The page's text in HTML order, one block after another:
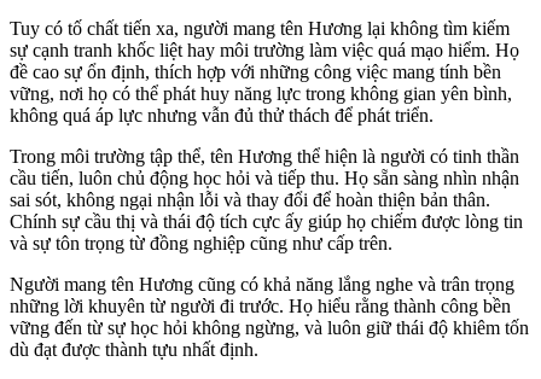
Tuy có tố chất tiến xa, người mang tên Hương lại không tìm kiếm
sự cạnh tranh khốc liệt hay môi trường làm việc quá mạo hiểm. Họ
đề cao sự ổn định, thích hợp với những công việc mang tính bền
vững, nơi họ có thể phát huy năng lực trong không gian yên bình,
không quá áp lực nhưng vẫn đủ thử thách để phát triển.
Trong môi trường tập thể, tên Hương thể hiện là người có tinh thần
cầu tiến, luôn chủ động học hỏi và tiếp thu. Họ sẵn sàng nhìn nhận
sai sót, không ngại nhận lỗi và thay đổi để hoàn thiện bản thân.
Chính sự cầu thị và thái độ tích cực ấy giúp họ chiếm được lòng tin
và sự tôn trọng từ đồng nghiệp cũng như cấp trên.
Người mang tên Hương cũng có khả năng lắng nghe và trân trọng
những lời khuyên từ người đi trước. Họ hiểu rằng thành công bền
vững đến từ sự học hỏi không ngừng, và luôn giữ thái độ khiêm tốn
dù đạt được thành tựu nhất định.